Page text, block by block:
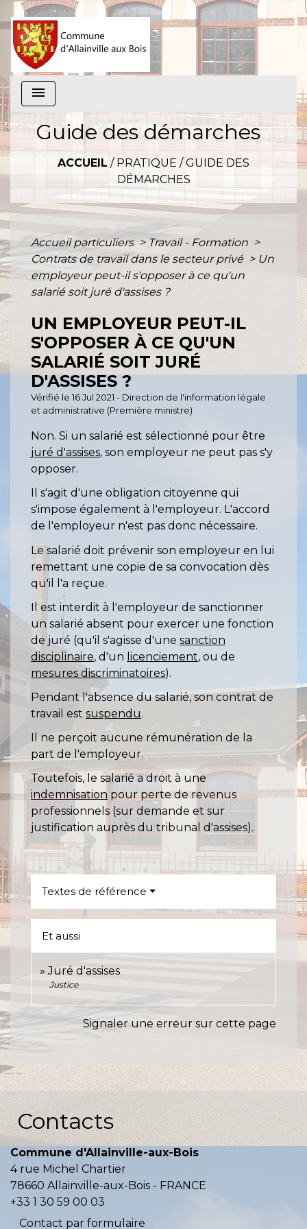
menu
Guide des démarches
ACCUEIL / PRATIQUE /GUIDE DES
DÉMARCHES
Accueil particuliers > Travail - Formation >
Contrats de travail dans le secteur privé > Un
employeur peut-il s'opposer à ce qu'un
salarié soit juré d'assises ?
UN EMPLOYEUR PEUT-IL
S'OPPOSER À CE QU'UN
SALARIÉ SOIT JURÉ
D'ASSISES ?
Vérifié le 16 Jul 2021 - Direction de l'information légale
et administrative (Première ministre)
Non. Si un salarié est sélectionné pour être
juré d'assises, son employeur ne peut pas s'y
opposer.
Il s'agit d'une obligation citoyenne qui
s'impose également à l'employeur. L'accord
de l'employeur n'est pas donc nécessaire.
Le salarié doit prévenir son employeur en lui
remettant une copie de sa convocation dès
qu'il l'a reçue.
Il est interdit à l'employeur de sanctionner
un salarié absent pour exercer une fonction
de juré (qu'il s'agisse d'une sanction
disciplinaire, d'un licenciement, ou de
mesures discriminatoires).
Pendant l'absence du salarié, son contrat de
travail est suspendu.
Il ne perçoit aucune rémunération de la
part de l'employeur.
Toutefois, le salarié a droit à une
indemnisation pour perte de revenus
professionnels (sur demande et sur
justification auprès du tribunal d'assises).
Textes de référence
Et aussi
Juré d'assises
Justice
Signaler une erreur sur cette page
Contacts
Commune d'Allainville-aux-Bois
4 rue Michel Chartier
78660 Allainville-aux-Bois - FRANCE
+33 1 30 59 00 03
Contact par formulaire